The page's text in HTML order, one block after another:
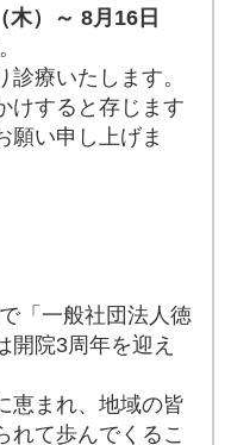
木）～ 8月16日
療いたします。
けすると存じます
願い申し上げま
「一般社団法人徳
院3周年を迎え
恵まれ、地域の皆
れて歩んでくるこ